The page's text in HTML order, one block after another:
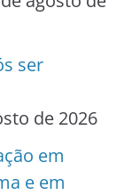
ser
de 2026
em
e em